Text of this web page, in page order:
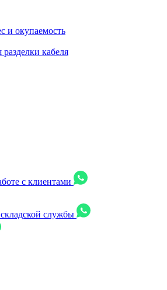
и окупаемость
кабеля
с клиентами
службы